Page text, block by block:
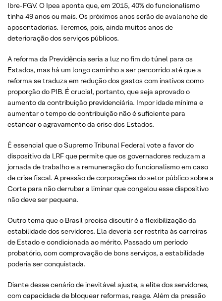
Ibre-FGV. O Ipea aponta que, em 2015, 40% do funcionalismo
tinha 49 anos ou mais. Os próximos anos serão de avalanche de
aposentadorias. Teremos, pois, ainda muitos anos de
deterioração dos serviços públicos.
A reforma da Previdência seria a luz no fim do túnel para os
Estados, mas há um longo caminho a ser percorrido até que a
reforma se traduza em redução dos gastos com inativos como
proporção do PIB. É crucial, portanto, que seja aprovado o
aumento da contribuição previdenciária. Impor idade mínima e
aumentar o tempo de contribuição não é suficiente para
estancar o agravamento da crise dos Estados.
É essencial que o Supremo Tribunal Federal vote a favor do
dispositivo da LRF que permite que os governadores reduzam a
jornada de trabalho e a remuneração do funcionalismo em caso
de crise fiscal. A pressão de corporações do setor público sobre a
Corte para não derrubar a liminar que congelou esse dispositivo
não deve ser pequena.
Outro tema que o Brasil precisa discutir é a flexibilização da
estabilidade dos servidores. Ela deveria ser restrita às carreiras
de Estado e condicionada ao mérito. Passado um período
probatório, com comprovação de bons serviços, a estabilidade
poderia ser conquistada.
Diante desse cenário de inevitável ajuste, a elite dos servidores,
com capacidade de bloquear reformas, reage. Além da pressão